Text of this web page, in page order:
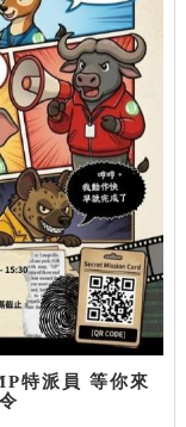
特派員 等你來